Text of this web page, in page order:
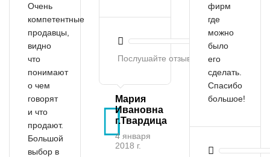
Очень
компетентные
продавцы,
видно
что
понимают
о чем
говорят
и что
продают.
Большой
выбор в
Послушайте отзыв
Мария
Ивановна
г.Твардица
4 января
2018 г.
фирм
где
можно
было
его
сделать.
Спасибо
большое!